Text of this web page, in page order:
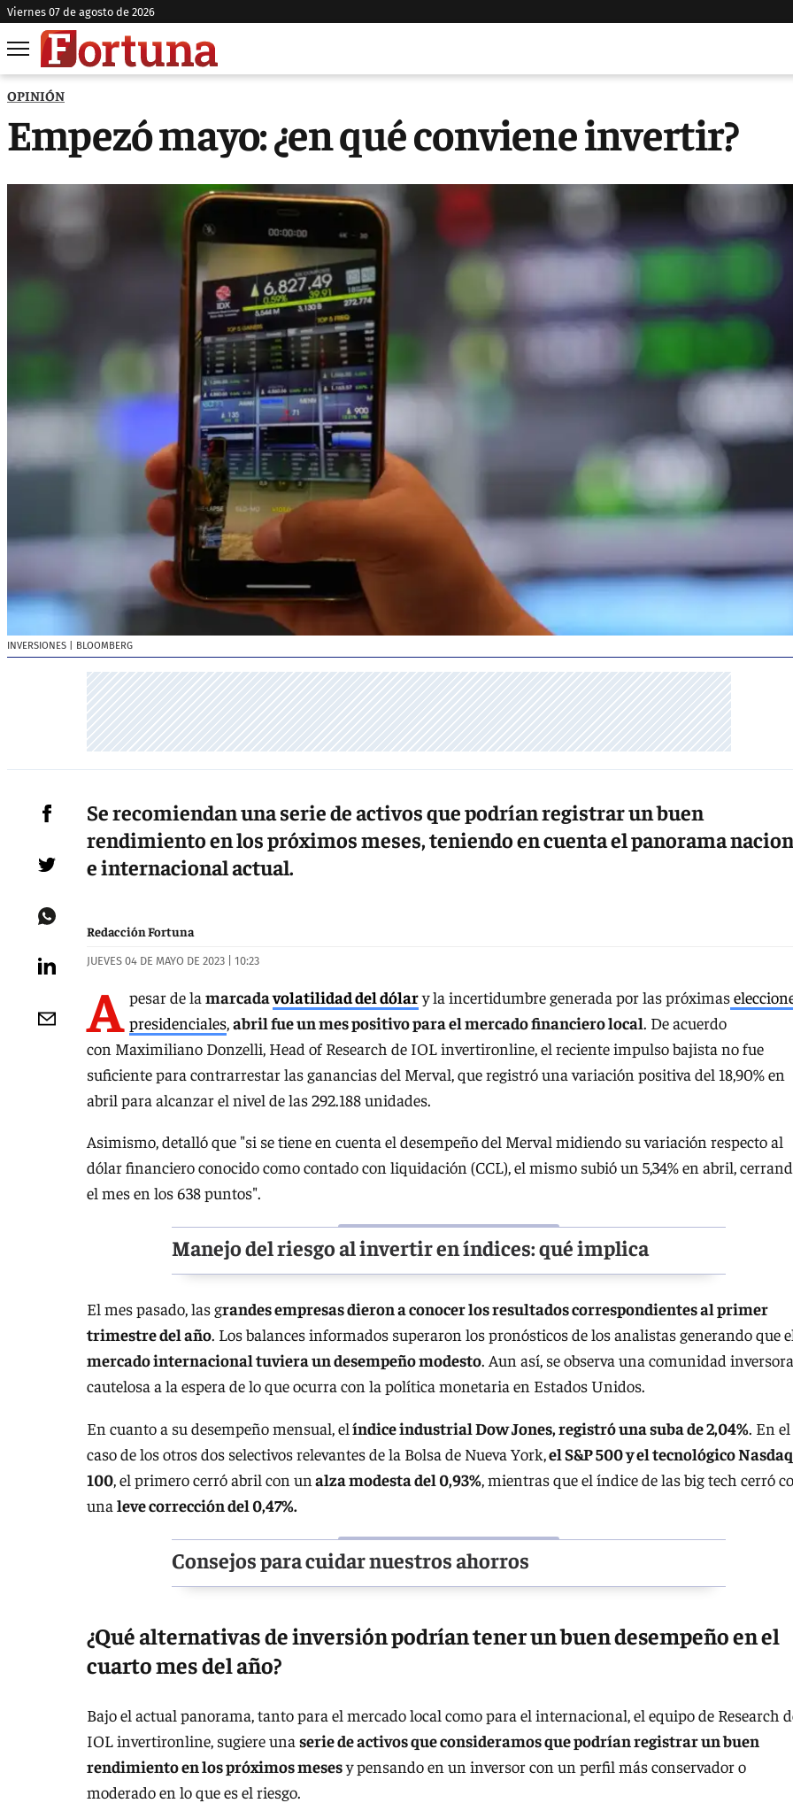
viernes 07 de agosto de 2026
OPINIÓN
Empezó mayo: ¿en qué conviene invertir?
INVERSIONES | BLOOMBERG
Se recomiendan una serie de activos que podrían registrar un buen
rendimiento en los próximos meses, teniendo en cuenta el panorama
e internacional actual.
Redacción Fortuna
JUEVES 04 DE MAYO DE 2023 | 10:23
A pesar de la marcadavolatilidad del dólary la incertidumbre generada por las próximas
presidenciales,abril fue un mes positivo para el mercado financiero local. De acuerdo
con Maximiliano Donzelli, Head of Research de IOL invertironline, el reciente impulso bajista no fue
suficiente para contrarrestar las ganancias del Merval, que registró una variación positiva del 18,90% en
abril para alcanzar el nivel de las 292.188 unidades.
Asimismo, detalló que "si se tiene en cuenta el desempeño del Merval midiendo su variación respecto al
dólar financiero conocido como contado con liquidación (CCL), el mismo subió un 5,34% en abril,
el mes en los 638 puntos".
Manejo del riesgo al invertir en índices: qué implica
El mes pasado, las grandes empresas dieron a conocer los resultados correspondientes al primer
trimestre del año. Los balances informados superaron los pronósticos de los analistas generando que
mercado internacional tuviera un desempeño modesto. Aun así, se observa una comunidad inversora
cautelosa a la espera de lo que ocurra con la política monetaria en Estados Unidos.
En cuanto a su desempeño mensual, elíndice industrial Dow Jones, registró una suba de 2,04%. En el
caso de los otros dos selectivos relevantes de la Bolsa de Nueva York,el S&P 500 y el tecnológico Nasdaq
100, el primero cerró abril con un alza modesta del 0,93%, mientras que el índice de las big tech cerró
una leve corrección del 0,47%.
Consejos para cuidar nuestros ahorros
¿Qué alternativas de inversión podrían tener un buen desempeño en el
cuarto mes del año?
Bajo el actual panorama, tanto para el mercado local como para el internacional, el equipo de Research
IOL invertironline, sugiere una serie de activos que consideramos que podrían registrar un buen
rendimiento en los próximos mesesy pensando en un inversor con un perfil más conservador o
moderado en lo que es el riesgo.